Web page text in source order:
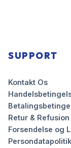
SUPPORT
Kontakt Os
Retur & Refusion
Forsendelse og
Persondatapolitik